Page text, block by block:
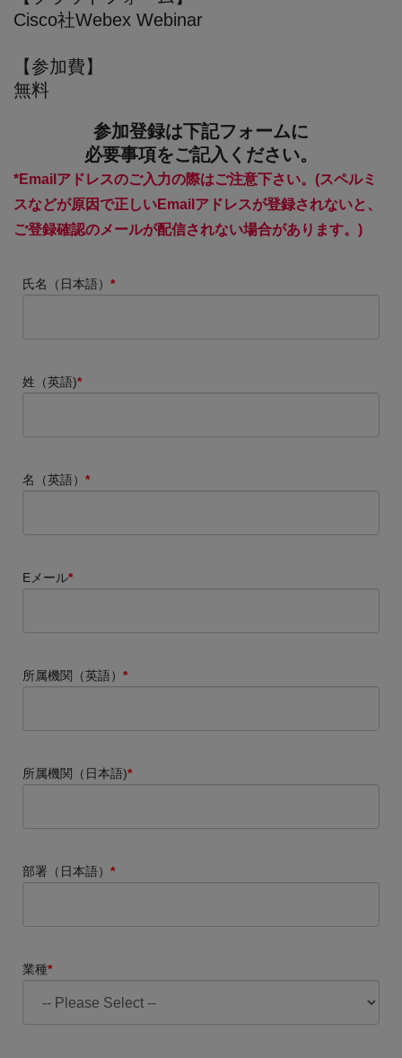
Cisco社Webex Webinar
【参加費】
無料
参加登録は下記フォームに
必要事項をご記入ください。
*Emailアドレスのご入力の際はご注意下さい。(スペルミ
スなどが原因で正しいEmailアドレスが登録されないと、
ご登録確認のメールが配信されない場合があります。)
氏名（日本語） *
姓（英語)*
名（英語） *
Eメール*
所属機関（英語） *
所属機関（日本語)*
部署（日本語） *
業種*